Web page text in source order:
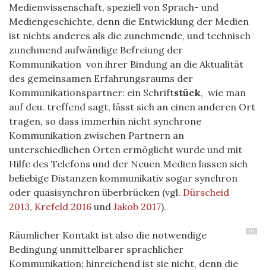
Medienwissenschaft, speziell von Sprach- und
Mediengeschichte, denn die Entwicklung der Medien
ist nichts anderes als die zunehmende, und technisch
zunehmend aufwändige Befreiung der
Kommunikation von ihrer Bindung an die Aktualität
des gemeinsamen Erfahrungsraums der
Kommunikationspartner: ein Schriftstück, wie man
auf deu. treffend sagt, lässt sich an einen anderen Ort
tragen, so dass immerhin nicht synchrone
Kommunikation zwischen Partnern an
unterschiedlichen Orten ermöglicht wurde und mit
Hilfe des Telefons und der Neuen Medien lassen sich
beliebige Distanzen kommunikativ sogar synchron
oder quasisynchron überbrücken (vgl. Dürscheid
2013, Krefeld 2016 und Jakob 2017).
10
Räumlicher Kontakt ist also die notwendige
Bedingung unmittelbarer sprachlicher
Kommunikation; hinreichend ist sie nicht, denn die